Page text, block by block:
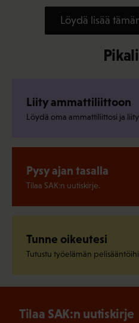
Löydä lisää
Liity ammattiliittoon
Löydä oma ammattiliittosi ja
Pysy ajan tasalla
Tilaa SAK:n uutiskirje.
Tunne oikeutesi
Tutustu työelämän
Tilaa SAK:n uutiskirje